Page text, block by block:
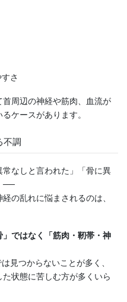
さ
周辺の神経や筋肉、血流が
ケースがあります。
不調
常なしと言われた」「骨に異
──
の乱れに悩まされるのは、
ではなく「筋肉・靭帯・神
見つからないことが多く、
た状態に苦しむ方が多くいら